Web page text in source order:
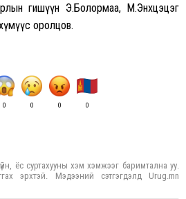
гишүүн Э.Болормаа, М.Энхцэцэг
оролцов.
0 0 0 0
ёс суртахууны хэм хэмжээг баримтална уу.
эрхтэй. Мэдээний сэтгэгдэлд Urug.mn